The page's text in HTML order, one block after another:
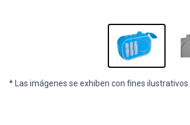
* Las imágenes se exhiben con fines ilustrativos.